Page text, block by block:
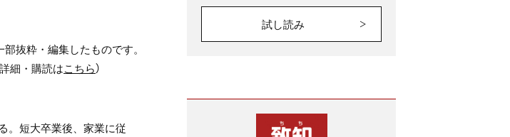
部抜粋・編集したものです。
細・購読はこちら）
。短大卒業後、家業に従
試し読み